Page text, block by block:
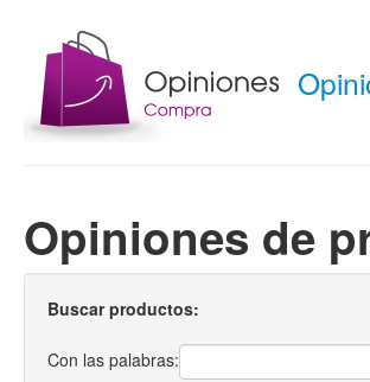
Opiniones de
Buscar productos:
Con las palabras: